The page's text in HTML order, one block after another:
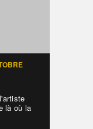
là où la